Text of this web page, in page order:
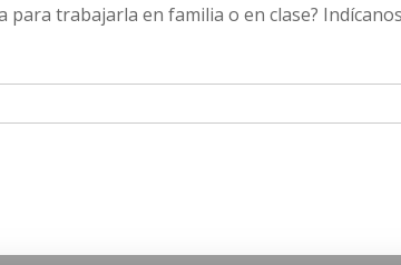
para trabajarla en familia o en clase?